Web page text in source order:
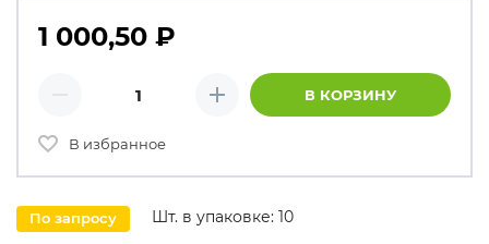
1 000,50 ₽
Плюс В КОРЗИНУ
В избранное
По запросу Шт. в упаковке: 10